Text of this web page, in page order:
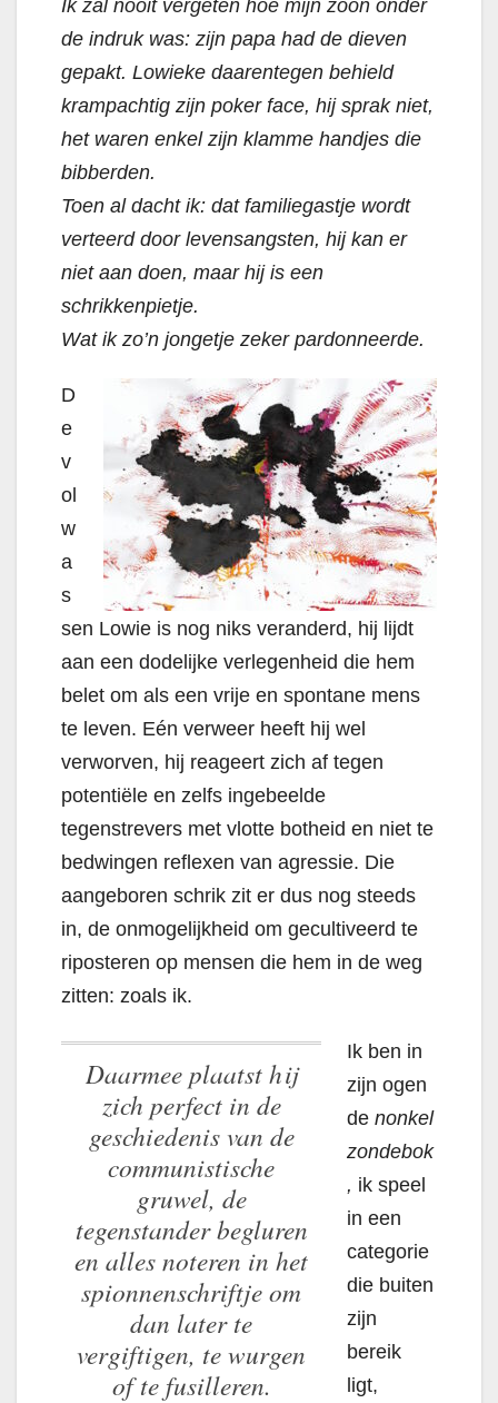
Ik zal nooit vergeten hoe mijn zoon onder
de indruk was: zijn papa had de dieven
gepakt. Lowieke daarentegen behield
krampachtig zijn poker face, hij sprak niet,
het waren enkel zijn klamme handjes die
bibberden.
Toen al dacht ik: dat familiegastje wordt
verteerd door levensangsten, hij kan er
niet aan doen, maar hij is een
schrikkenpietje.
Wat ik zo’n jongetje zeker pardonneerde.
D
e
v
ol
w
a
s
sen Lowie is nog niks veranderd, hij lijdt
aan een dodelijke verlegenheid die hem
belet om als een vrije en spontane mens
te leven. Eén verweer heeft hij wel
verworven, hij reageert zich af tegen
potentiële en zelfs ingebeelde
tegenstrevers met vlotte botheid en niet te
bedwingen reflexen van agressie. Die
aangeboren schrik zit er dus nog steeds
in, de onmogelijkheid om gecultiveerd te
riposteren op mensen die hem in de weg
zitten: zoals ik.
Daarmee plaatst hij
zich perfect in de
geschiedenis van de
communistische
gruwel, de
tegenstander begluren
en alles noteren in het
spionnenschriftje om
dan later te
vergiftigen, te wurgen
of te fusilleren.
Ik ben in
zijn ogen
denonkel
zondebok
, ik speel
in een
categorie
die buiten
zijn
bereik
ligt,